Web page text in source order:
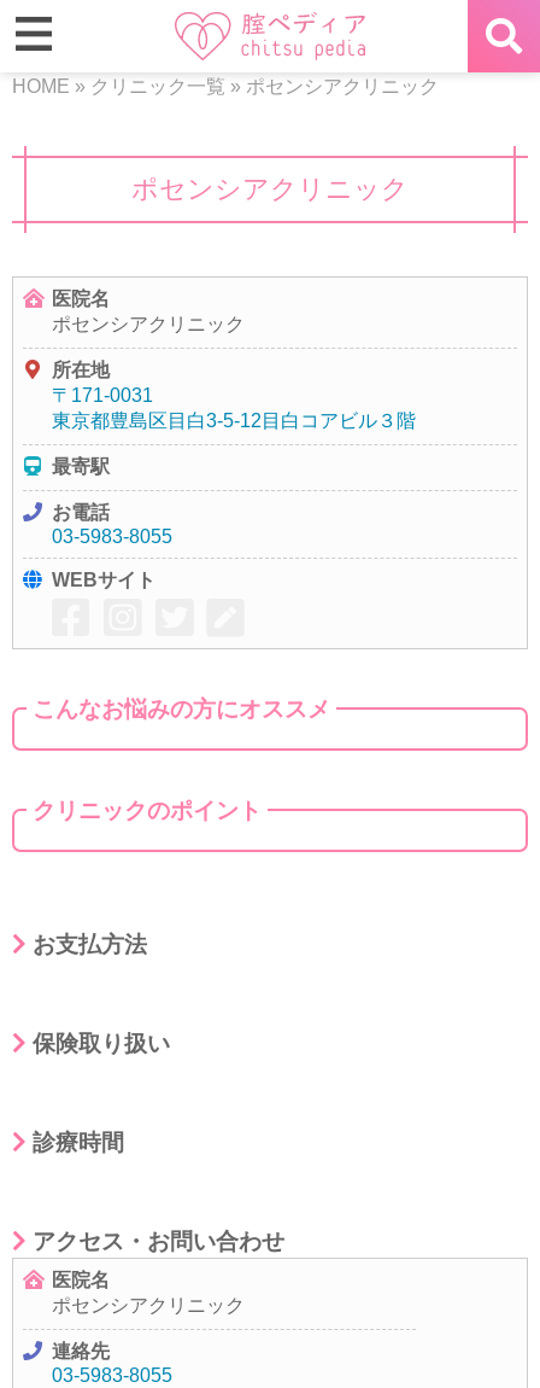
HOME » クリニック一覧 » ポセンシアクリニック
ポセンシアクリニック
医院名
ポセンシアクリニック
所在地
〒171-0031
東京都豊島区目白3-5-12目白コアビル３階
最寄駅
お電話
03-5983-8055
WEBサイト
こんなお悩みの方にオススメ
クリニックのポイント
お支払方法
保険取り扱い
診療時間
アクセス・お問い合わせ
医院名
ポセンシアクリニック
連絡先
03-5983-8055